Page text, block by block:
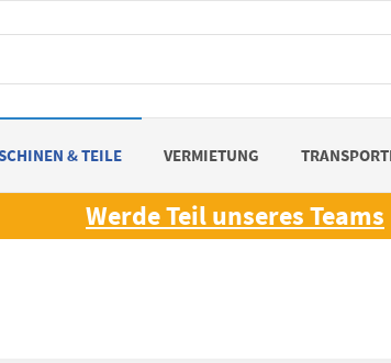
& TEILE VERMIETUNG
Werde Teil unseres Teams